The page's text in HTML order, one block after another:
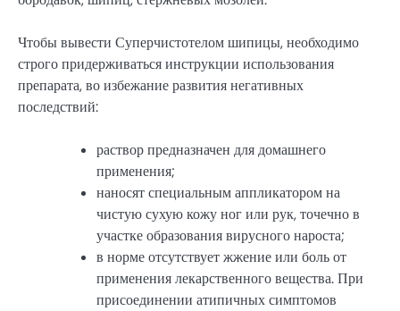
Чтобы вывести Суперчистотелом шипицы, необходимо
строго придерживаться инструкции использования
препарата, во избежание развития негативных
последствий:
раствор предназначен для домашнего
применения;
наносят специальным аппликатором на
чистую сухую кожу ног или рук, точечно в
участке образования вирусного нароста;
в норме отсутствует жжение или боль от
применения лекарственного вещества. При
присоединении атипичных симптомов